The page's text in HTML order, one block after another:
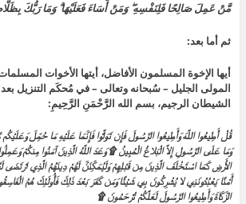
مَّنْ عَمِلَ صَالِحًا فَلِنَفْسِهِ ۖ وَمَنْ أَسَاءَ فَعَلَيْهَا ۗ وَمَا رَبُّكَ بِظَلَّامٍ
ثم أما بعد:
أيها الإخوة المسلمون الأفاضل، أيتها الأخوات
المولى الجليل – سُبحانه وتعالى – في مُحكَم التنزيل
الشيطان الرجيم، بسم الله الرَّحْمَنِ الرَّحِيمِ:
قُلْ أَطِيعُوا اللَّهَ وَأَطِيعُوا الرَّسُولَ فَإِن تَوَلَّوْا فَإِنَّمَا عَلَيْهِ مَا حُمِّلَ
وَمَا عَلَى الرَّسُولِ إِلاَّ الْبَلاغُ الْمُبِينُ ۩ وَعَدَ اللَّهُ الَّذِينَ آمَنُوا مِنكُمْ
الأَرْضِ كَمَا اسْتَخْلَفَ الَّذِينَ مِن قَبْلِهِمْ وَلَيُمَكِّنَنَّ لَهُمْ دِينَهُمُ الَّذِي ارْتَضَى
أَمْنًا يَعْبُدُونَنِي لا يُشْرِكُونَ بِي شَيْئًا وَمَن كَفَرَ بَعْدَ ذَلِكَ فَأُولَئِكَ هُمُ
الزَّكَاةَ وَأَطِيعُوا الرَّسُولَ لَعَلَّكُمْ تُرْحَمُونَ ۩